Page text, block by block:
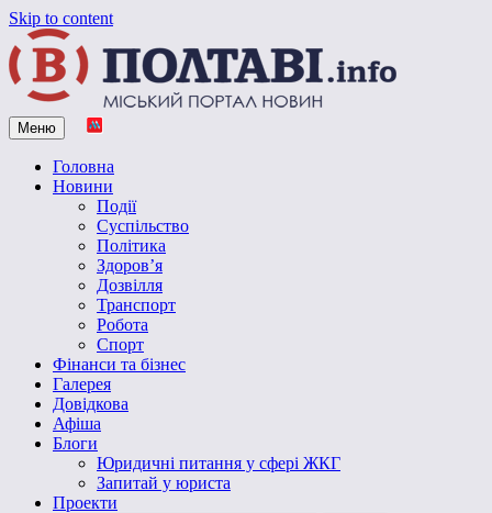
Skip to content
Vpoltave.info
Полтавський портал новин
Меню
Головна
Новини
Події
Суспільство
Політика
Здоров’я
Дозвілля
Транспорт
Робота
Спорт
Фінанси та бізнес
Галерея
Довідкова
Афіша
Блоги
Юридичні питання у сфері ЖКГ
Запитай у юриста
Проекти